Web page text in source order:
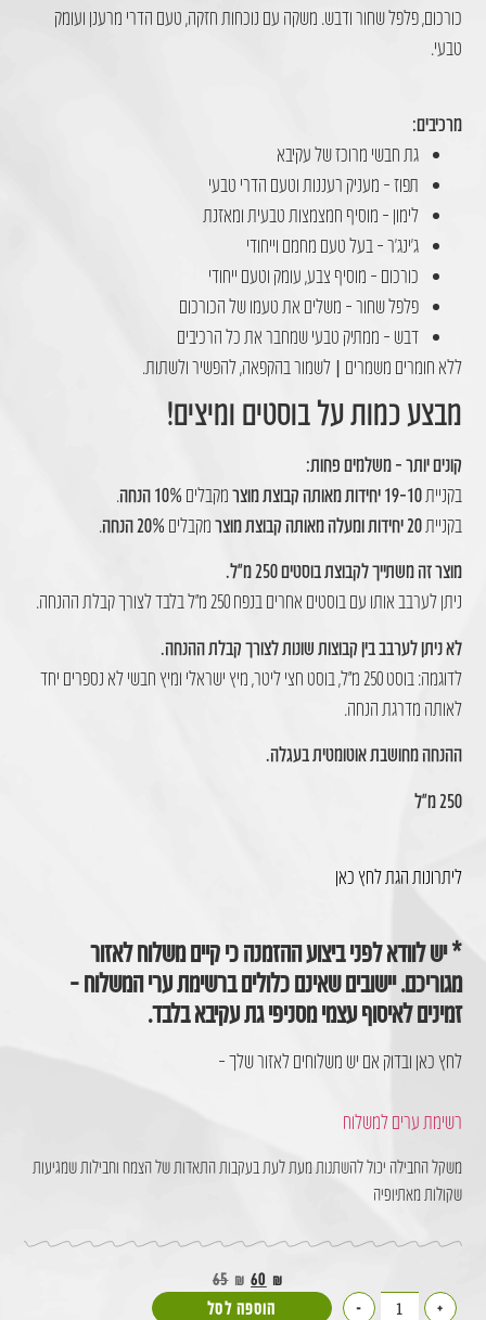
כורכום, פלפל שחור ודבש. משקה עם נוכחות חזקה, טעם הדרי מרענן ועומק
טבעי.
מרכיבים:
גת חבשי מרוכז של עקיבא
תפוז – מעניק רעננות וטעם הדרי טבעי
לימון – מוסיף חמצמצות טבעית ומאזנת
ג׳ינג׳ר – בעל טעם מחמם וייחודי
כורכום – מוסיף צבע, עומק וטעם ייחודי
פלפל שחור – משלים את טעמו של הכורכום
דבש – ממתיק טבעי שמחבר את כל הרכיבים
ללא חומרים משמרים | לשמור בהקפאה, להפשיר ולשתות.
מבצע כמות על בוסטים ומיצים!
קונים יותר – משלמים פחות:
בקניית10–19 יחידות מאותה קבוצת מוצר מקבלים 10% הנחה
.
בקניית20 יחידות ומעלה מאותה קבוצת מוצר מקבלים 20% הנחה
.
מוצר זה משתייך לקבוצת בוסטים 250 מ״ל.
ניתן לערבב אותו עם בוסטים אחרים בנפח 250 מ״ל בלבד לצורך קבלת ההנחה.
לא ניתן לערבב בין קבוצות שונות לצורך קבלת ההנחה.
לדוגמה: בוסט 250 מ״ל, בוסט חצי ליטר, מיץ ישראלי ומיץ חבשי לא נספרים יחד
לאותה מדרגת הנחה.
ההנחה מחושבת אוטומטית בעגלה.
250 מ״ל
ליתרונות הגת לחץ כאן
* יש לוודא לפני ביצוע ההזמנה כי קיים משלוח לאזור
מגוריכם. יישובים שאינם כלולים ברשימת ערי המשלוח –
זמינים לאיסוף עצמי מסניפי גת עקיבא בלבד.
לחץ כאן ובדוק אם יש משלוחים לאזור שלך –
רשימת ערים למשלוח
משקל החבילה יכול להשתנות מעת לעת בעקבות התאדות של הצמח וחבילות שמגיעות
שקולות מאתיופיה
65 ₪ 60 ₪
-
+ הוספה לסל